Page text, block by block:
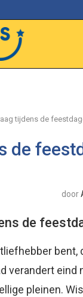
tijdens de
de
door
de
bent,
verandert eind
pleinen.